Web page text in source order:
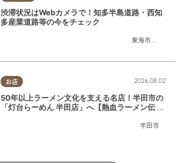
東海市
,大府市
渋滞状況はWebカメラで！知多半島道路・西知
多産業道路等の今をチェック
お店
半田市
2026.08.02
50年以上ラーメン文化を支える名店！半田市の
「灯台らーめん 半田店」へ【熱血ラーメン伝 8